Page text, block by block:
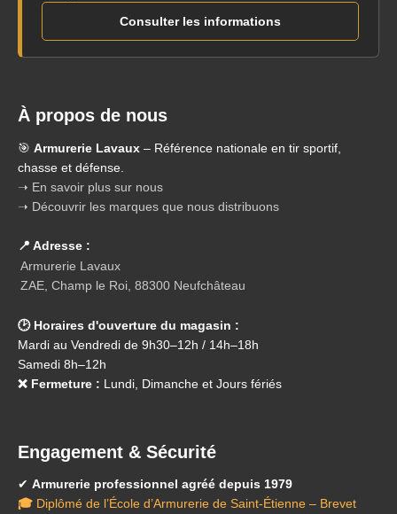
Consulter les informations
À propos de nous
🎯 Armurerie Lavaux – Référence nationale en tir sportif,
chasse et défense.
➝ En savoir plus sur nous
➝ Découvrir les marques que nous distribuons
📍 Adresse :
Armurerie Lavaux
ZAE, Champ le Roi, 88300 Neufchâteau
🕑 Horaires d'ouverture du magasin :
Mardi au Vendredi de 9h30–12h / 14h–18h
Samedi 8h–12h
❌ Fermeture : Lundi, Dimanche et Jours fériés
Engagement & Sécurité
✔ Armurerie professionnel agréé depuis 1979
🎓 Diplômé de l’École d’Armurerie de Saint-Étienne – Brevet